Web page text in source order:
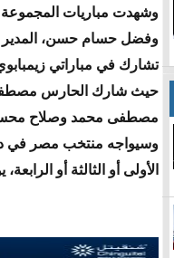
وشهدت مباريات المجموعة
وفضل حسام حسن، المدير
تشارك في مباراتي
حيث شارك الحارس مصطفى
مصطفى محمد وصلاح محسن،
وسيواجه منتخب مصر في
الأولى أو الثالثة أو